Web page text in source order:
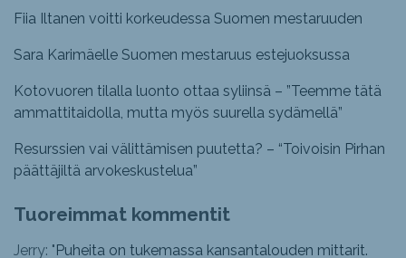
Fiia Iltanen voitti korkeudessa Suomen mestaruuden
Sara Karimäelle Suomen mestaruus estejuoksussa
Kotovuoren tilalla luonto ottaa syliinsä – ”Teemme tätä
ammattitaidolla, mutta myös suurella sydämellä”
Resurssien vai välittämisen puutetta? – “Toivoisin Pirhan
päättäjiltä arvokeskustelua”
Tuoreimmat kommentit
Jerry: "Puheita on tukemassa kansantalouden mittarit.